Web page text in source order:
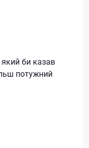
би казав
потужний